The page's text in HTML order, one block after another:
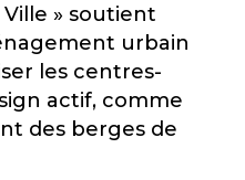
» soutient
urbain
les centres-
actif, comme
des berges de